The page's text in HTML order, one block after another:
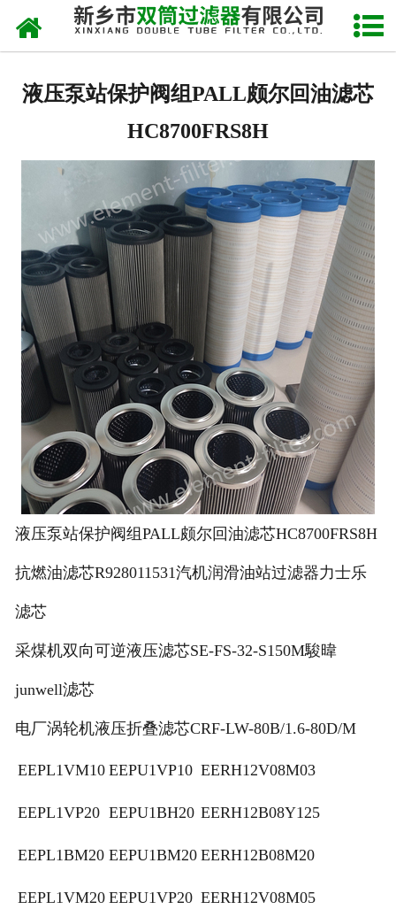
网站首页
新闻中心
产品快讯
在线留言
联系我们
网站地图
液压泵站保护阀组PALL颇尔回油滤芯
HC8700FRS8H
液压泵站保护阀组PALL颇尔回油滤芯HC8700FRS8H
抗燃油滤芯R928011531汽机润滑油站过滤器力士乐
滤芯
采煤机双向可逆液压滤芯SE-FS-32-S150M駿暐
junwell滤芯
电厂涡轮机液压折叠滤芯CRF-LW-80B/1.6-80D/M
EEPL1VM10 EEPU1VP10 EERH12V08M03
EEPL1VP20 EEPU1BH20 EERH12B08Y125
EEPL1BM20 EEPU1BM20 EERH12B08M20
EEPL1VM20 EEPU1VP20 EERH12V08M05